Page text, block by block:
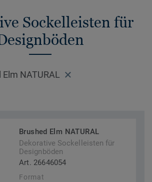
Sockelleisten für
Elm NATURAL
Brushed Elm NATURAL
Dekorative Sockelleisten für
Designböden
Art. 26646054
Format